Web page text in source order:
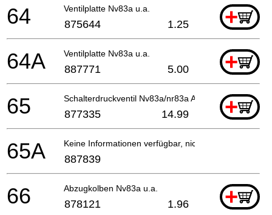
Ventilplatte Nv83a u.a. +
64 875644 1.25
Ventilplatte Nv83a u.a. +
64A 887771 5.00
Schalterdruckventil Nv83a/nr83a Alte Art.nr.87673
+
65 877335 14.99
Keine Informationen verfügbar, nicht bestellbar
65A 887839
Abzugkolben Nv83a u.a. +
66 878121 1.96